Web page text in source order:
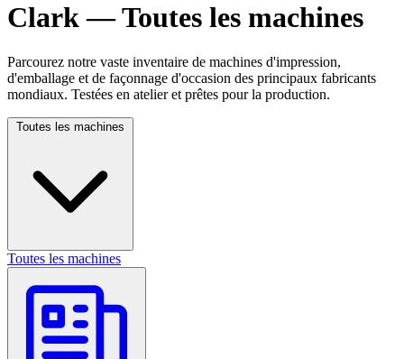
Clark — Toutes les machines
Parcourez notre vaste inventaire de machines d'impression,
d'emballage et de façonnage d'occasion des principaux fabricants
mondiaux. Testées en atelier et prêtes pour la production.
Toutes les machines
Toutes les machines